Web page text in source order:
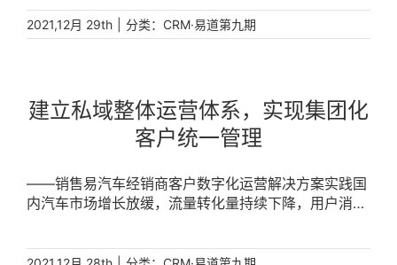
2021,12月 29th 分类： CRM·易道第九期
建立私域整体运营体系，实现集团化
客户统一管理
——销售易汽车经销商客户数字化运营解决方案实践国
内汽车市场增长放缓，流量转化量持续下降，用户消费
完成客户营销平台和客户数据中台的建设，并且已经助